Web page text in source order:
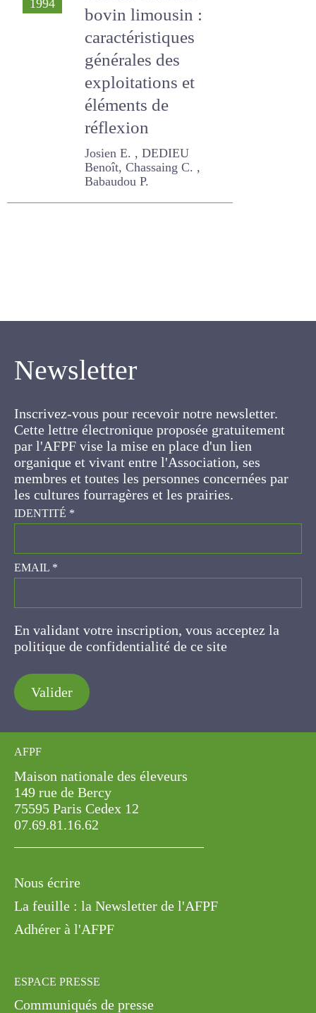
#137
Réseau extensif
bovin limousin :
caractéristiques
générales des
exploitations et
éléments de
réflexion
Josien E. , DEDIEU Benoît,
Chassaing C. , Babaudou P.
Newsletter
Cette lettre électronique proposée
gratuitement par l'AFPF vise la mise en place
d'un lien organique et vivant entre l'Association,
ses membres et toutes les personnes
concernées par les cultures fourragères et les
prairies.
IDENTITÉ*
EMAIL*
En validant votre inscription, vous acceptez la
politique de confidentialité de ce site
Valider
AFPF
Maison nationale des éleveurs
149 rue de Bercy
75595 Paris Cedex 12
07.69.81.16.62
Nous écrire
La feuille : la Newsletter de l'AFPF
Adhérer à l'AFPF
ESPACE PRESSE
Communiqués de presse